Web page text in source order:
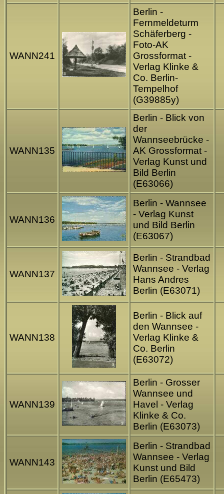
WANN241
Berlin -
Fernmeldeturm
Schäferberg -
Foto-AK
Grossformat -
Verlag Klinke &
Co. Berlin-
Tempelhof
(G39885y)
WANN135
Berlin - Blick von
der
Wannseebrücke -
AK Grossformat -
Verlag Kunst und
Bild Berlin
(E63066)
WANN136
Berlin - Wannsee
- Verlag Kunst
und Bild Berlin
(E63067)
WANN137
Berlin - Strandbad
Wannsee - Verlag
Hans Andres
Berlin (E63071)
WANN138
Berlin - Blick auf
den Wannsee -
Verlag Klinke &
Co. Berlin
(E63072)
WANN139
Berlin - Grosser
Wannsee und
Havel - Verlag
Klinke & Co.
Berlin (E63073)
WANN143
Berlin - Strandbad
Wannsee - Verlag
Kunst und Bild
Berlin (E65473)